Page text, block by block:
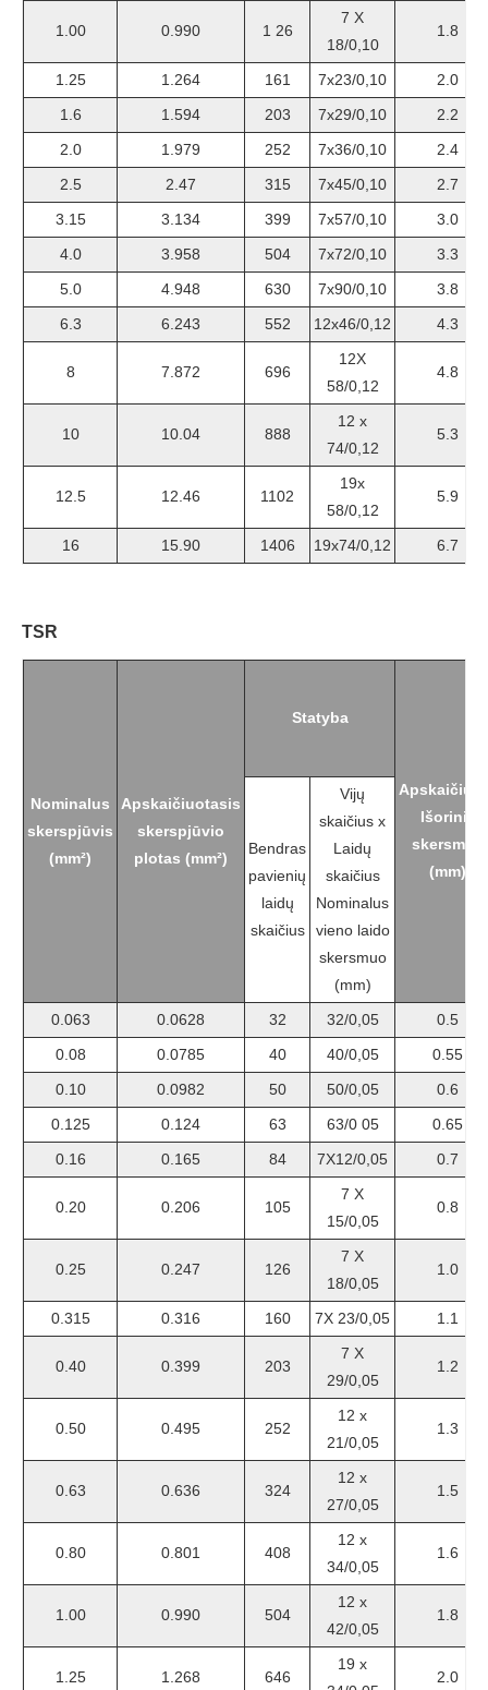
1.00 0.990 1 26
7 X
18/0,10
1.8
1.25 1.264 161 7x23/0,10
2.0
1.6
1.594 203 7x29/0,10
2.2
2.0
1.979 252 7x36/0,10
2.4
2.5
2.47 315 7x45/0,10
2.7
3.15
3.134 399 7x57/0,10
3.0
4.0
3.958 504 7x72/0,10
3.3
5.0
4.948 630 7x90/0,10
3.8
6.3
6.243 552 12x46/0,12 4.3
8 7.872 696
12X
58/0,12
4.8
10 10.04 888
12 x
74/0,12
5.3
12.5 12.46 1102
19x
58/0,12
5.9
16 15.90 1406 19x74/0,12 6.7
TSR
Nominalus
skerspjūvis
(mm²)
Apskaičiuotasis
skerspjūvio
plotas (mm²)
Statyba
Išorinis
skersmuo
(mm)
Bendras
pavienių
laidų
skaičius
Vijų
skaičius x
Laidų
skaičius
Nominalus
vieno laido
skersmuo
(mm)
0.063
0.0628 32 32/0,05
0.5
0.08
0.0785 40 40/0,05
0.55
0.10
0.0982 50 50/0,05
0.6
0.125
0.124 63 63/0 05
0.65
0.16
0.165 84 7X12/0,05 0.7
0.20 0.206 105
7 X
15/0,05
0.8
0.25 0.247 126
7 X
18/0,05
1.0
0.315 0.316 160 7X 23/0,05 1.1
0.40 0.399 203
7 X
29/0,05
1.2
0.50 0.495 252
12 x
21/0,05
1.3
0.63 0.636 324
12 x
27/0,05
1.5
0.80 0.801 408
12 x
34/0,05
1.6
1.00 0.990 504
12 x
42/0,05
1.8
1.25 1.268 646
19 x
2.0